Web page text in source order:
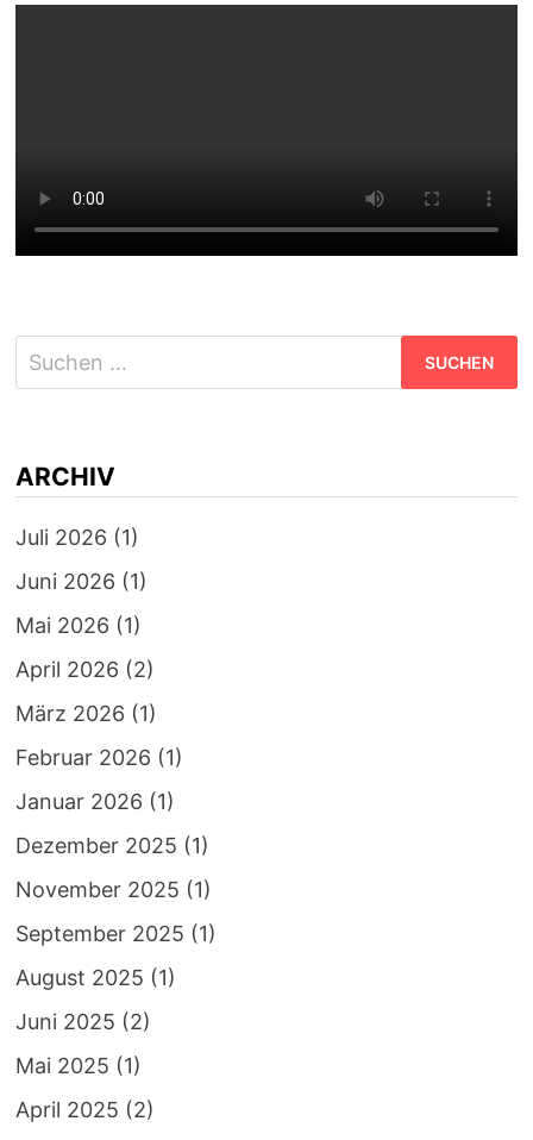
Suchen
nach:
ARCHIV
Juli 2026 (1)
Juni 2026 (1)
Mai 2026 (1)
April 2026 (2)
März 2026 (1)
Februar 2026 (1)
Januar 2026 (1)
Dezember 2025 (1)
November 2025 (1)
September 2025 (1)
August 2025 (1)
Juni 2025 (2)
Mai 2025 (1)
April 2025 (2)